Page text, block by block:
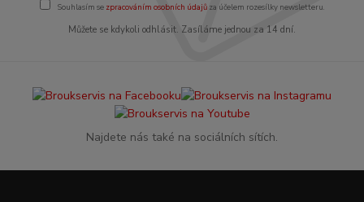
Souhlasím se zpracováním osobních údajůza účelem rozesílky newsletteru.
Můžete se kdykoli odhlásit. Zasíláme jednou za 14 dní.
Najdete nás také na sociálních sítích.